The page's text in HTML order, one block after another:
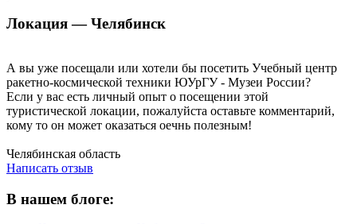
Локация — Челябинск
А вы уже посещали или хотели бы посетить Учебный центр
ракетно-космической техники ЮУрГУ - Музеи России?
Если у вас есть личный опыт о посещении этой
туристической локации, пожалуйста оставьте комментарий,
кому то он может оказаться оечнь полезным!
Челябинская область
Написать отзыв
В нашем блоге: